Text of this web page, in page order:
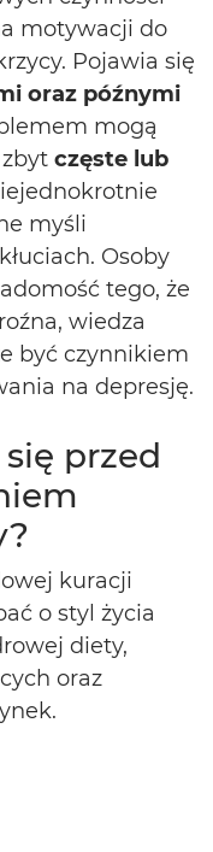
motywacji do
Pojawia się
oraz późnymi
mogą
częste lub
myśli
Osoby
tego, że
wiedza
być czynnikiem
na depresję.
przed
kuracji
o styl życia
diety,
oraz